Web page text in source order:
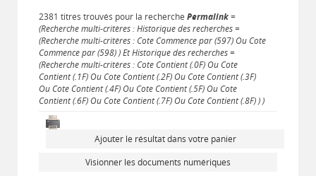
2381 titres trouvés pour la recherche Permalink=
(Recherche multi-critères : Historique des recherches =
(Recherche multi-critères : Cote Commence par (597) Ou Cote
Commence par (598) ) Et Historique des recherches =
(Recherche multi-critères : Cote Contient (.0F) Ou Cote
Contient (.1F) Ou Cote Contient (.2F) Ou Cote Contient (.3F)
Ou Cote Contient (.4F) Ou Cote Contient (.5F) Ou Cote
Contient (.6F) Ou Cote Contient (.7F) Ou Cote Contient (.8F) ) )
Ajouter le résultat dans votre panier
Visionner les documents numériques